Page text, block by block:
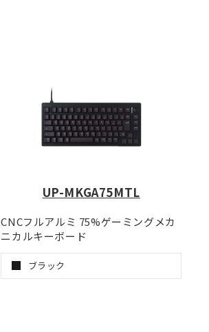
UP-MKGA75MTL
CNCフルアルミ 75%ゲーミングメカ
ニカルキーボード
ブラック